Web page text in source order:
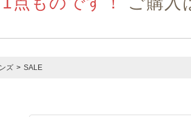
ズ > SALE